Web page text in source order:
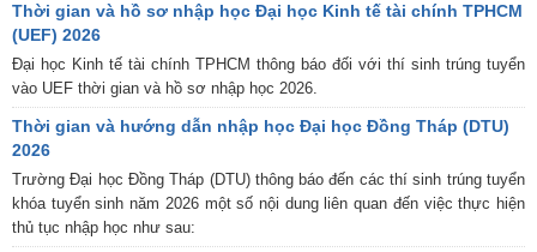
Thời gian và hồ sơ nhập học Đại học Kinh tế tài chính TPHCM
(UEF) 2026
Đại học Kinh tế tài chính TPHCM thông báo đối với thí sinh trúng tuyển
vào UEF thời gian và hồ sơ nhập học 2026.
Thời gian và hướng dẫn nhập học Đại học Đồng Tháp (DTU)
2026
Trường Đại học Đồng Tháp (DTU) thông báo đến các thí sinh trúng tuyển
khóa tuyển sinh năm 2026 một số nội dung liên quan đến việc thực hiện
thủ tục nhập học như sau: